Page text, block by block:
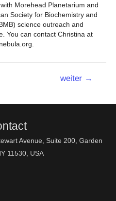
Morehead Planetarium and
Society for Biochemistry and
science outreach and
You can contact Christina at
weiter →
Avenue, Suite 200, Garden
11530, USA